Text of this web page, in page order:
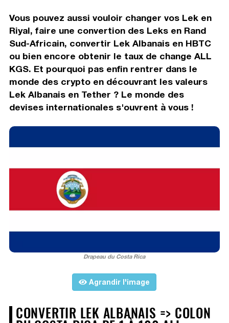
Vous pouvez aussi vouloir changer vos Lek en
Riyal, faire une convertion des Leks en Rand
Sud-Africain, convertir Lek Albanais en HBTC
ou bien encore obtenir le taux de change ALL
KGS. Et pourquoi pas enfin rentrer dans le
monde des crypto en découvrant les valeurs
Lek Albanais en Tether ? Le monde des
devises internationales s'ouvrent à vous !
Drapeau du Costa Rica
Agrandir l'image
CONVERTIR LEK ALBANAIS => COLON